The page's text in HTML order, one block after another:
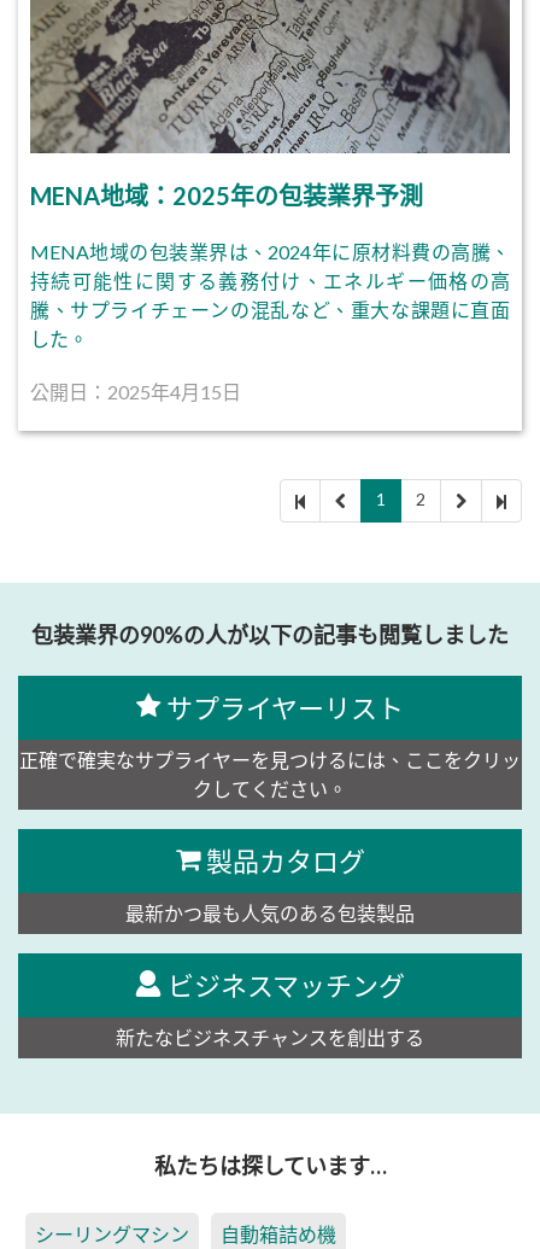
MENA地域：2025年の包装業界予測
MENA地域の包装業界は、2024年に原材料費の高騰、
持続可能性に関する義務付け、エネルギー価格の高
騰、サプライチェーンの混乱など、重大な課題に直面
した。
公開日：2025年4月15日
1 2
包装業界の90%の人が以下の記事も閲覧しました
サプライヤーリスト
正確で確実なサプライヤーを見つけるには、ここをクリッ
クしてください。
製品カタログ
最新かつ最も人気のある包装製品
ビジネスマッチング
新たなビジネスチャンスを創出する
私たちは探しています…
シーリングマシン 自動箱詰め機